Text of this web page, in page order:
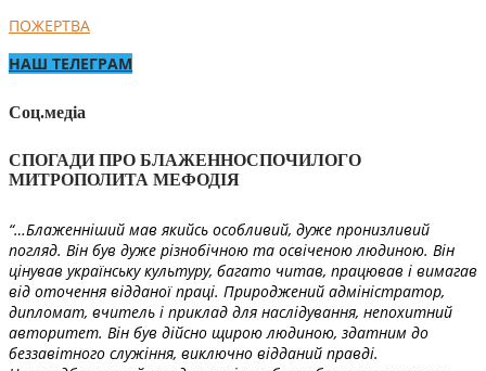
ПОЖЕРТВА
НАШ ТЕЛЕГРАМ
Соц.медіа
СПОГАДИ ПРО БЛАЖЕННОСПОЧИЛОГО
МИТРОПОЛИТА МЕФОДІЯ
“…Блаженніший мав якийсь особливий, дуже пронизливий
погляд. Він був дуже різнобічною та освіченою людиною. Він
цінував українську культуру, багато читав, працював і вимагав
від оточення відданої праці. Природжений адміністратор,
дипломат, вчитель і приклад для наслідування, непохитний
авторитет. Він був дійсно щирою людиною, здатним до
беззавітного служіння, виключно відданий правді.